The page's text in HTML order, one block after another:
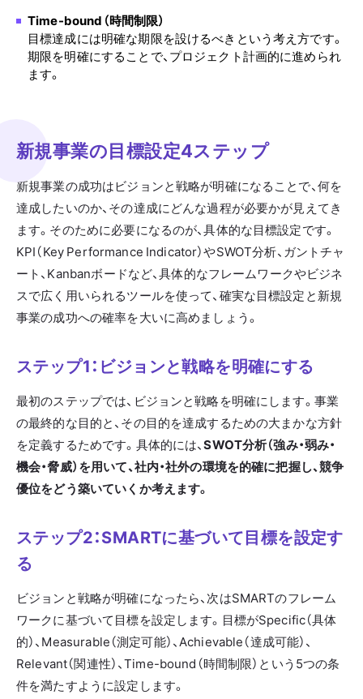
Time-bound（時間制限）
目標達成には明確な期限を設けるべきという考え方です。
期限を明確にすることで、プロジェクト計画的に進められ
ます。
新規事業の目標設定4ステップ
新規事業の成功はビジョンと戦略が明確になることで、何を
達成したいのか、その達成にどんな過程が必要かが見えてき
ます。そのために必要になるのが、具体的な目標設定です。
KPI（Key Performance Indicator）やSWOT分析、ガントチャ
ート、Kanbanボードなど、具体的なフレームワークやビジネ
スで広く用いられるツールを使って、確実な目標設定と新規
事業の成功への確率を大いに高めましょう。
ステップ1：ビジョンと戦略を明確にする
最初のステップでは、ビジョンと戦略を明確にします。事業
の最終的な目的と、その目的を達成するための大まかな方針
を定義するためです。具体的には、SWOT分析（強み・弱み・
機会・脅威）を用いて、社内・社外の環境を的確に把握し、競争
優位をどう築いていくか考えます。
ステップ2：SMARTに基づいて目標を設定す
る
ビジョンと戦略が明確になったら、次はSMARTのフレーム
ワークに基づいて目標を設定します。目標がSpecific（具体
的）、Measurable（測定可能）、Achievable（達成可能）、
Relevant（関連性）、Time-bound（時間制限）という5つの条
件を満たすように設定します。